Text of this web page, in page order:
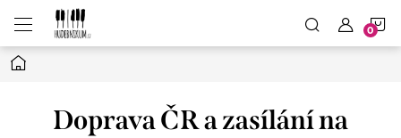
obsah
Domů
Doprava ČR a zasílání na